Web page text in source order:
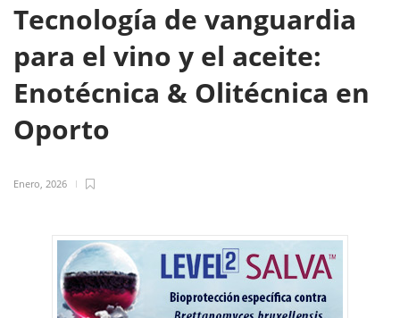
Tecnología de vanguardia
para el vino y el aceite:
Enotécnica & Olitécnica en
Oporto
Enero, 2026